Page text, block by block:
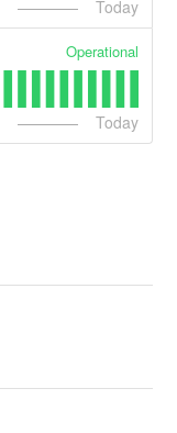
Today
Operational
Today